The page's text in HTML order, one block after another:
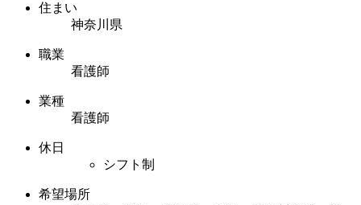
住まい
神奈川県
職業
看護師
業種
看護師
休日
シフト制
希望場所